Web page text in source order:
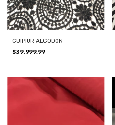
GUIPIUR ALGODON
$39.999,99